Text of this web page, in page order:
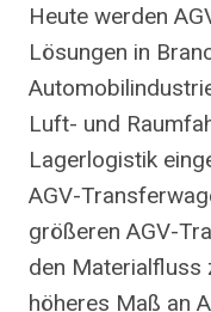
Heute werden
Lösungen in
Luft- und
Lagerlogistik
AGV-
größeren AGV-
den Materialfluss
höheres Maß an